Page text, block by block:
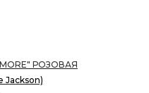
РОЗОВАЯ
Jackson)